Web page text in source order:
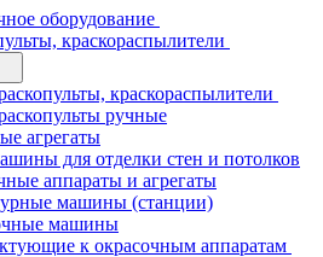
оборудование
краскораспылители
краскораспылители
ручные
агрегаты
для отделки стен и потолков
аппараты и агрегаты
машины (станции)
машины
к окрасочным аппаратам